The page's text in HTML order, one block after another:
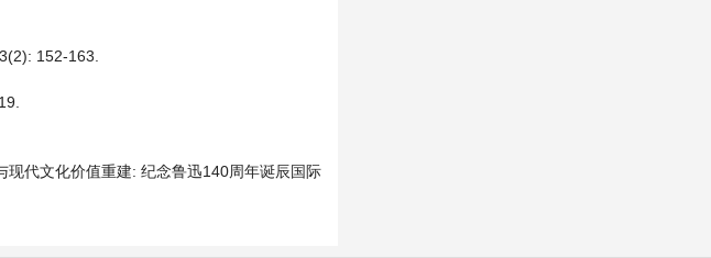
152-163.
代文化价值重建: 纪念鲁迅140周年诞辰国际